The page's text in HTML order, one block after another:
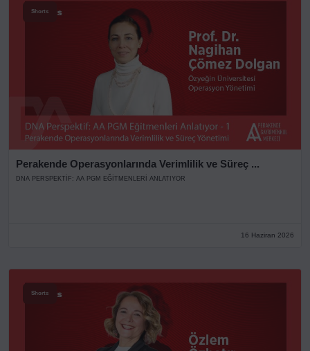
Shorts
Perakende Operasyonlarında Verimlilik ve Süreç ...
DNA PERSPEKTIF: AA PGM EĞITMENLERI ANLATIYOR
16 Haziran 2026
Shorts